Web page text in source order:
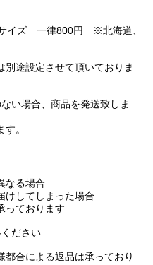
イズ 一律800円 ※北海道、
別途設定させて頂いておりま
い場合、商品を発送致しま
。
なる場合
けしてしまった場合
っております
ださい
合による返品は承っており